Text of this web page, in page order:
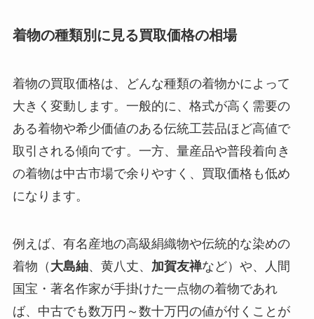
着物の種類別に見る買取価格の相場
着物の買取価格は、どんな種類の着物かによって
大きく変動します。一般的に、格式が高く需要の
ある着物や希少価値のある伝統工芸品ほど高値で
取引される傾向です。一方、量産品や普段着向き
の着物は中古市場で余りやすく、買取価格も低め
になります。
例えば、有名産地の高級絹織物や伝統的な染めの
着物（ 大島紬、黄八丈、 加賀友禅など）や、人間
国宝・著名作家が手掛けた一点物の着物であれ
ば、中古でも数万円～数十万円の値が付くことが